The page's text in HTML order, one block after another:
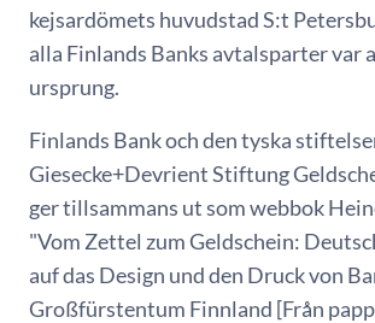
kejsardömets huvudstad S:t
alla Finlands Banks avtalsparter var
ursprung.
Finlands Bank och den tyska
Giesecke+Devrient Stiftung
ger tillsammans ut som webbok
"Vom Zettel zum Geldschein:
auf das Design und den Druck von
Großfürstentum Finnland [Från